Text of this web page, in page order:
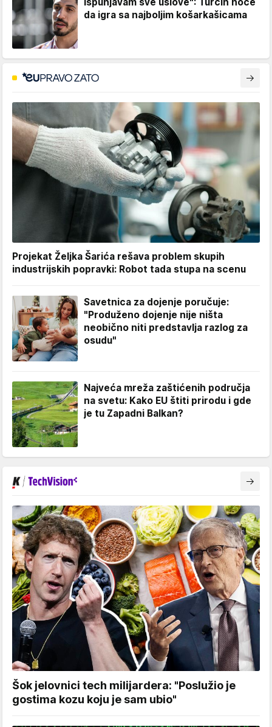
ispunjavam sve uslove": Turčin hoće
da igra sa najboljim košarkašicama
Projekat Željka Šarića rešava problem skupih
industrijskih popravki: Robot tada stupa na scenu
Savetnica za dojenje poručuje:
"Produženo dojenje nije ništa
neobično niti predstavlja razlog za
osudu"
Najveća mreža zaštićenih područja
na svetu: Kako EU štiti prirodu i gde
je tu Zapadni Balkan?
Šok jelovnici tech milijardera: "Poslužio je
gostima kozu koju je sam ubio"